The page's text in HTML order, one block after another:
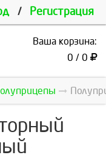
/ Регистрация
Ваша корзина:
0 / 0